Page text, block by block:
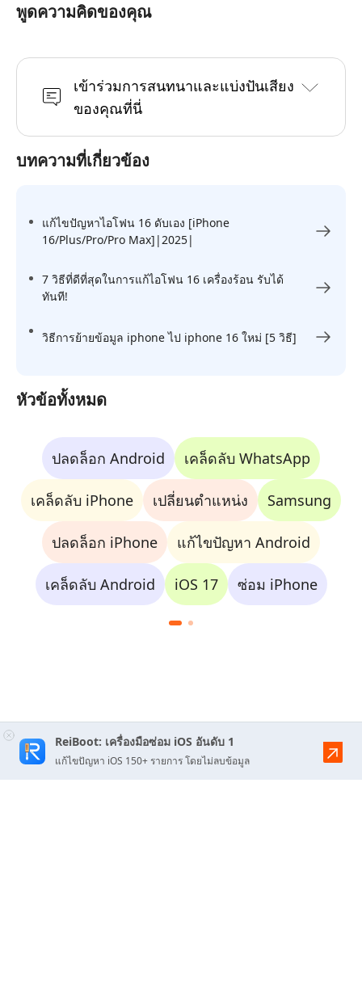
พูดความคิดของคุณ
เข้าร่วมการสนทนาและแบ่งปันเสียง
ของคุณที่นี่
บทความที่เกี่ยวข้อง
แก้ไขปัญหาไอโฟน 16 ดับเอง [iPhone
16/Plus/Pro/Pro Max]|2025|
7 วิธีที่ดีที่สุดในการแก้ไอโฟน 16 เครื่องร้อน รับได้
ทันที!
วิธีการย้ายข้อมูล iphone ไป iphone 16 ใหม่ [5 วิธี]
หัวข้อทั้งหมด
ปลดล็อก Android เคล็ดลับ WhatsApp
เคล็ดลับ iPhone เปลี่ยนตำแหน่ง Samsung
ปลดล็อก iPhone แก้ไขปัญหา Android
เคล็ดลับ Android iOS 17 ซ่อม iPhone
ReiBoot: เครื่องมือซ่อม iOS อันดับ 1
แก้ไขปัญหา iOS 150+ รายการ โดยไม่ลบข้อมูล